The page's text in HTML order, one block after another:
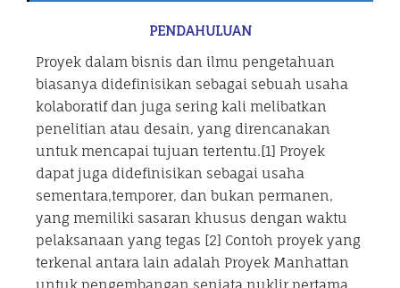
PENDAHULUAN
Proyek dalam bisnis dan ilmu pengetahuan
biasanya didefinisikan sebagai sebuah usaha
kolaboratif dan juga sering kali melibatkan
penelitian atau desain, yang direncanakan
untuk mencapai tujuan tertentu.[1] Proyek
dapat juga didefinisikan sebagai usaha
sementara,temporer, dan bukan permanen,
yang memiliki sasaran khusus dengan waktu
pelaksanaan yang tegas [2] Contoh proyek yang
terkenal antara lain adalah Proyek Manhattan